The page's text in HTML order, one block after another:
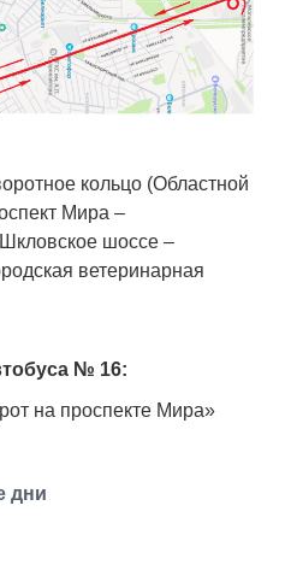
кольцо (Областной
Мира –
шоссе –
ветеринарная
№ 16:
на проспекте Мира»
дни